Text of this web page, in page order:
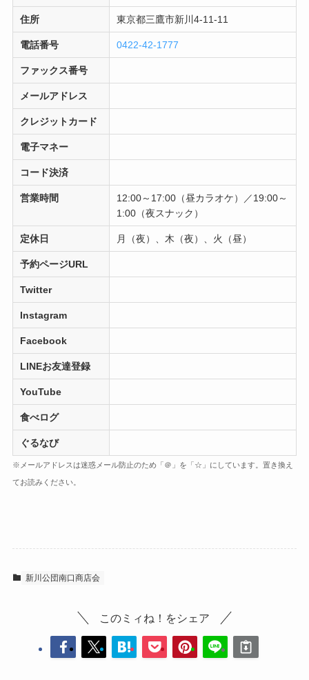
住所 東京都三鷹市新川4-11-11
電話番号 0422-42-1777
ファックス番号
メールアドレス
クレジットカード
電子マネー
コード決済
営業時間
12:00～17:00（昼カラオケ）／19:00～
1:00（夜スナック）
定休日 月（夜）、木（夜）、火（昼）
予約ページURL
Twitter
Instagram
Facebook
LINEお友達登録
YouTube
食べログ
ぐるなび
※メールアドレスは迷惑メール防止のため「＠」を「☆」にしています。置き換え
てお読みください。
新川公団南口商店会
このミィね！をシェア